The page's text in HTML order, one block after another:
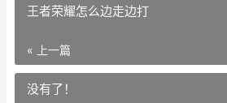
王者荣耀怎么边走边打
« 上一篇
没有了！